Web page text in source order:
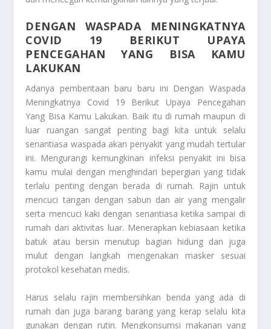
DENGAN WASPADA MENINGKATNYA
COVID 19 BERIKUT UPAYA
PENCEGAHAN YANG BISA KAMU
LAKUKAN
Adanya pemberitaan baru baru ini Dengan Waspada
Meningkatnya Covid 19 Berikut Upaya Pencegahan
Yang Bisa Kamu Lakukan. Baik itu di rumah maupun di
luar ruangan sangat penting bagi kita untuk selalu
senantiasa waspada akan penyakit yang mudah tertular
ini. Mengurangi kemungkinan infeksi penyakit ini bisa
kamu mulai dengan menghindari bepergian yang tidak
terlalu penting dengan berada di rumah. Rajin untuk
mencuci tangan dengan sabun dan air yang mengalir
serta mencuci kaki dengan senantiasa ketika sampai di
rumah dari aktivitas luar. Menerapkan kebiasaan ketika
batuk atau bersin menutup bagian hidung dan juga
mulut dengan langkah mengenakan masker sesuai
protokol kesehatan medis.
Harus selalu rajin membersihkan benda yang ada di
rumah dan juga barang barang yang kerap selalu kita
gunakan dengan rutin. Mengkonsumsi makanan yang